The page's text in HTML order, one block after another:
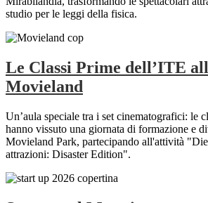
studio per le leggi della fisica.
Le Classi Prime dell’ITE
Movieland
Un’aula speciale tra i set cinematografici: le
hanno vissuto una giornata di formazione e
Movieland Park, partecipando all'attività
attrazioni: Disaster Edition".